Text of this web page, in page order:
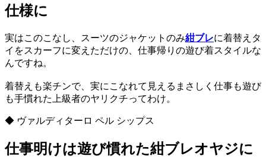
仕様に
実はこのこなし、スーツのジャケットのみ紺ブレに着替えタ
イをスカーフに変えただけの、仕事帰りの遊び着スタイルな
んですね。
着替えも楽チンで、実にこなれて見えるまさしく仕事も遊び
も手慣れた上級者のヤリクチってわけ。
◆ ヴァルディターロ ペル シップス
仕事明けは遊び慣れた紺ブレオヤジに